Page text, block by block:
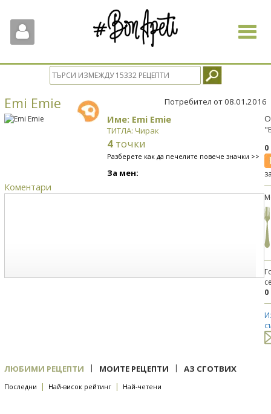
Toggle
Emi Emie Потребител от 08.01.2016
Име: Emi Emie
ТИТЛА: Чирак
4 точки
Разберете как да печелите повече значки >>
За мен:
Коментари
0
ЛЮБИМИ РЕЦЕПТИ | МОИТЕ РЕЦЕПТИ | АЗ СГОТВИХ
Последни | Най-висок рейтинг | Най-четени